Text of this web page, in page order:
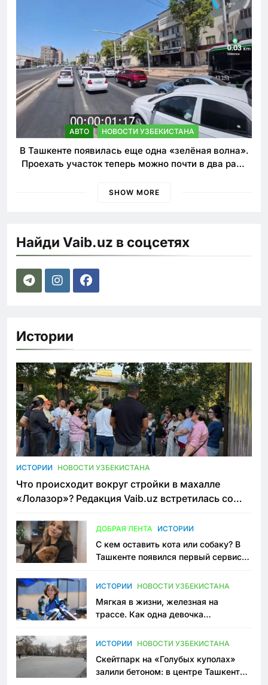
АВТО НОВОСТИ УЗБЕКИСТАНА
В Ташкенте появилась еще одна «зелёная волна».
Проехать участок теперь можно почти в два раза
SHOW MORE
Найди Vaib.uz в соцсетях
Истории
ИСТОРИИ НОВОСТИ УЗБЕКИСТАНА
Что происходит вокруг стройки в махалле
«Лолазор»? Редакция Vaib.uz встретилась со
ДОБРАЯ ЛЕНТА ИСТОРИИ
С кем оставить кота или собаку? В
Ташкенте появился первый сервис
ИСТОРИИ НОВОСТИ УЗБЕКИСТАНА
Мягкая в жизни, железная на
трассе. Как одна девочка
Узбекистане
ИСТОРИИ НОВОСТИ УЗБЕКИСТАНА
Скейтпарк на «Голубых куполах»
залили бетоном: в центре Ташкента